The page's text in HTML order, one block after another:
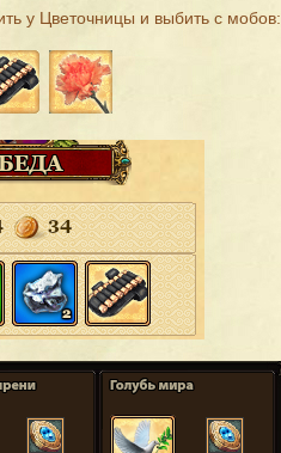
у Цветочницы и выбить с мобов: